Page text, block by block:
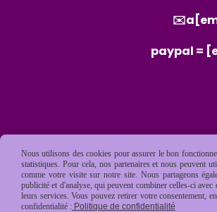
✉️a
paypal =
Nous utilisons des cookies pour assurer le bon
statistiques. Pour cela, nos partenaires et nous peuvent
comme votre visite sur notre site. Nous partageons
publicité et d'analyse, qui peuvent combiner celles-ci
leurs services. Vous pouvez retirer votre consentement,
confidentialité : Politique de confidentialité